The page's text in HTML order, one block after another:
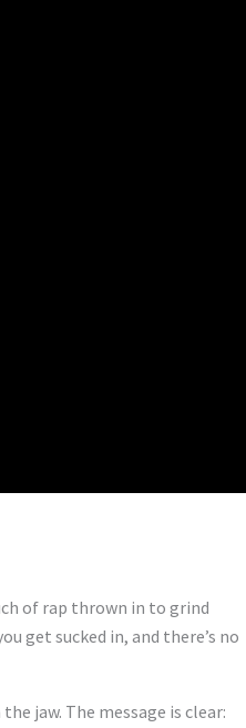
of rap thrown in to grind
get sucked in, and there’s no
jaw. The message is clear: